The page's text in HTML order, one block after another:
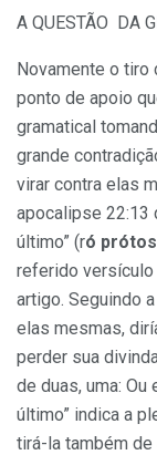
A QUESTÃO DA
Novamente o tiro
ponto de apoio
gramatical
grande
virar contra elas
apocalipse 22:13
último” (ró
referido versículo
artigo. Seguindo
elas mesmas,
perder sua
de duas, uma:
último” indica a
tirá-la também